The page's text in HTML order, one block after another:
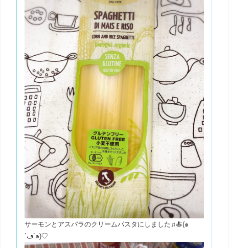
サーモンとアスパラのクリームパスタにしました♫🍝(๑
´ڡ`๑)♡